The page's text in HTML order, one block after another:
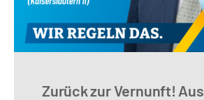
Zurück zur Vernunft! Aus